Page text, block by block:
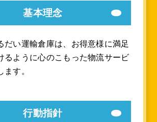
基本理念
だい運輸倉庫は、お得意様に満足
るように心のこもった物流サービ
ます。
行動指針